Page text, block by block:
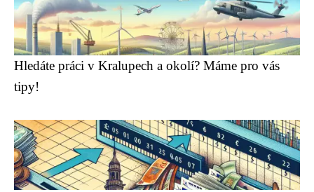
Hledáte práci v Kralupech a okolí? Máme pro vás
tipy!